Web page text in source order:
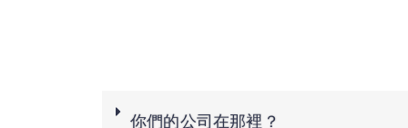
你們的公司在那裡？